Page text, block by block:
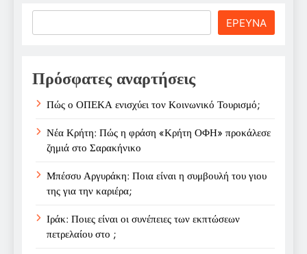
ΕΡΕΥΝΑ
Πρόσφατες αναρτήσεις
Πώς ο ΟΠΕΚΑ ενισχύει τον Κοινωνικό Τουρισμό;
Νέα Κρήτη: Πώς η φράση «Κρήτη ΟΦΗ» προκάλεσε
ζημιά στο Σαρακήνικο
Μπέσσυ Αργυράκη: Ποια είναι η συμβουλή του γιου
της για την καριέρα;
Ιράκ: Ποιες είναι οι συνέπειες των εκπτώσεων
πετρελαίου στο ;